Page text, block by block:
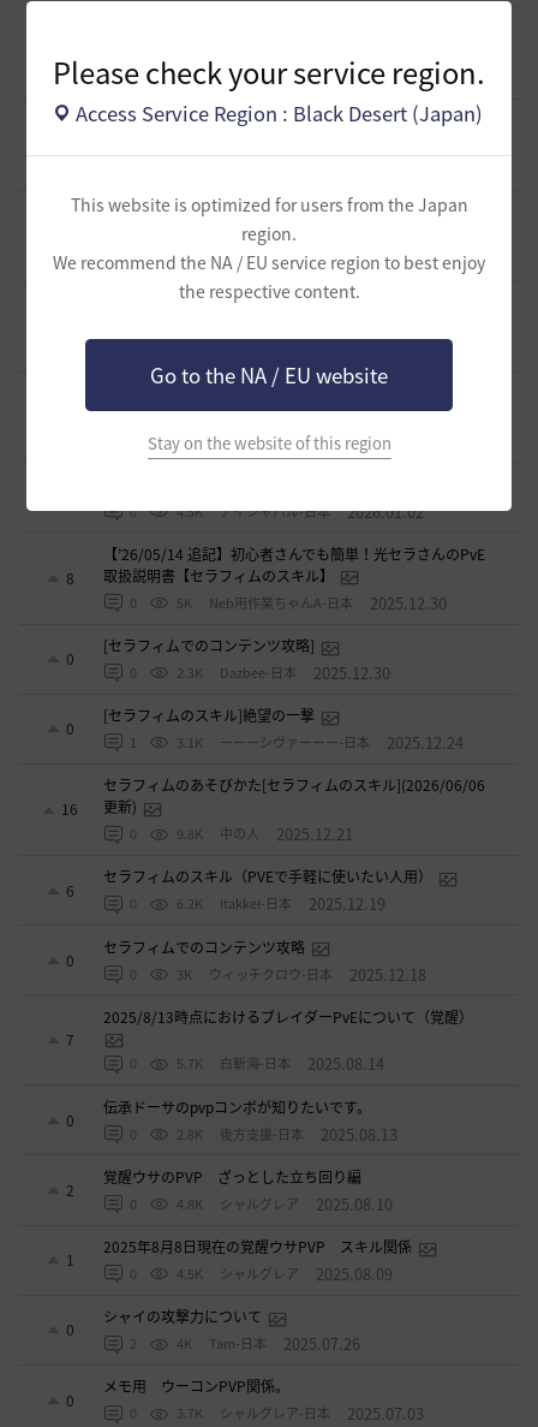
Please check your service region.
Access Service Region : Black Desert (Japan)
This website is optimized for users from the Japan
region.
We recommend the NA / EU service region to best enjoy
the respective content.
Go to the NA / EU website
Stay on the website of this region
0 6.1K アイシャハル-日本 2026.03.10
【PvE】デッドアイ(DE) 狩り用：基本コンボ／ラバム（スキ
コルセアの奪われた歴史 黒い砂漠史上１ではないだろ
1 2.7K もんもんもん 2026.02.16
覚醒メグ スキル紹介＆簡易コンボ集 Vol.2 覚醒武器編
覚醒メグ スキル紹介＆簡易コンボ集 Vol.1 メイン武器編
4.2K さすらいの旅人 2026.02.13
0 4.5K アイシャハル-日本 2026.01.02
8
【’26/05/14 追記】初心者さんでも簡単！光セラさんのPvE
取扱説明書【セラフィムのスキル】
0 5K Neb用作業ちゃんA-日本 2025.12.30
0
[セラフィムでのコンテンツ攻略]
0 2.3K Dazbee-日本 2025.12.30
0
[セラフィムのスキル]絶望の一撃
1 3.1K ーーーシヴァーーー-日本 2025.12.24
16
セラフィムのあそびかた[セラフィムのスキル](2026/06/06
更新)
0 9.8K 中の人 2025.12.21
6
セラフィムのスキル（PVEで手軽に使いたい人用）
0 6.2K ItakkeI-日本 2025.12.19
0
セラフィムでのコンテンツ攻略
0 3K ウィッチクロウ-日本 2025.12.18
7
2025/8/13時点におけるブレイダーPvEについて（覚醒）
0 5.7K 白斬海-日本 2025.08.14
0
伝承ドーサのpvpコンボが知りたいです。
0 2.8K 後方支援-日本 2025.08.13
2
覚醒ウサのPVP ざっとした立ち回り編
0 4.8K シャルグレア 2025.08.10
1
2025年8月8日現在の覚醒ウサPVP スキル関係
0 4.5K シャルグレア 2025.08.09
0
シャイの攻撃力について
2 4K Tam-日本 2025.07.26
0
メモ用 ウーコンPVP関係。
0 3.7K シャルグレア-日本 2025.07.03